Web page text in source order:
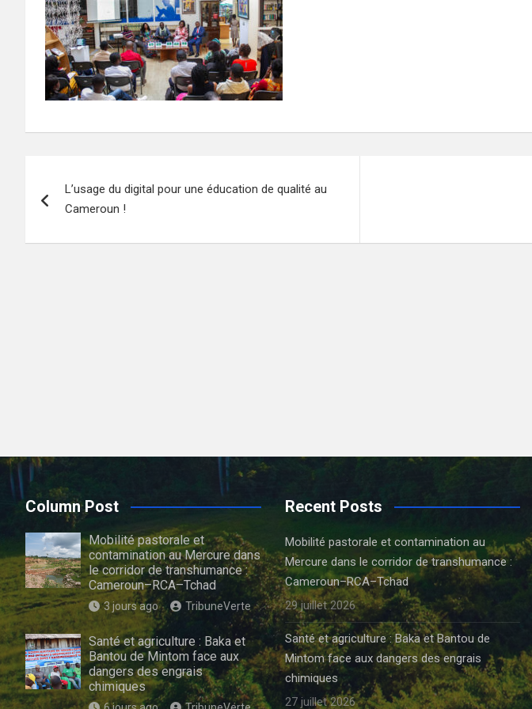
de
l’article
L’usage du digital pour une éducation de qualité au
Cameroun !
Column Post
Mobilité pastorale et
contamination au Mercure dans
le corridor de transhumance :
Cameroun–RCA–Tchad
3 jours ago TribuneVerte
Santé et agriculture : Baka et
Bantou de Mintom face aux
dangers des engrais
chimiques
Recent Posts
Mobilité pastorale et contamination au
Mercure dans le corridor de transhumance :
Cameroun–RCA–Tchad
29 juillet 2026
Santé et agriculture : Baka et Bantou de
Mintom face aux dangers des engrais
chimiques
27 juillet 2026